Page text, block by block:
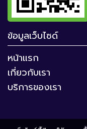
ข้อมูลเว็บไซด์
หน้าแรก
เกี่ยวกับเรา
บริการของเรา